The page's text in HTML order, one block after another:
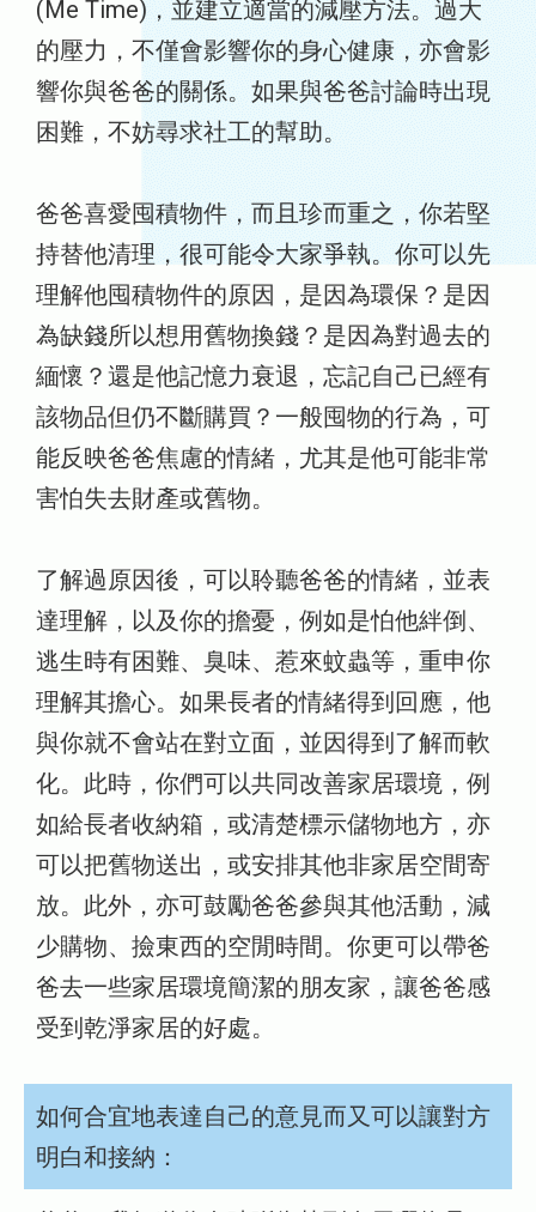
(Me Time)，並建立適當的減壓方法。過大
的壓力，不僅會影響你的身心健康，亦會影
響你與爸爸的關係。如果與爸爸討論時出現
困難，不妨尋求社工的幫助。
爸爸喜愛囤積物件，而且珍而重之，你若堅
持替他清理，很可能令大家爭執。你可以先
理解他囤積物件的原因，是因為環保？是因
為缺錢所以想用舊物換錢？是因為對過去的
緬懷？還是他記憶力衰退，忘記自己已經有
該物品但仍不斷購買？一般囤物的行為，可
能反映爸爸焦慮的情緒，尤其是他可能非常
害怕失去財產或舊物。
了解過原因後，可以聆聽爸爸的情緒，並表
達理解，以及你的擔憂，例如是怕他絆倒、
逃生時有困難、臭味、惹來蚊蟲等，重申你
理解其擔心。如果長者的情緒得到回應，他
與你就不會站在對立面，並因得到了解而軟
化。此時，你們可以共同改善家居環境，例
如給長者收納箱，或清楚標示儲物地方，亦
可以把舊物送出，或安排其他非家居空間寄
放。此外，亦可鼓勵爸爸參與其他活動，減
少購物、撿東西的空閒時間。你更可以帶爸
爸去一些家居環境簡潔的朋友家，讓爸爸感
受到乾淨家居的好處。
如何合宜地表達自己的意見而又可以讓對方
明白和接納：